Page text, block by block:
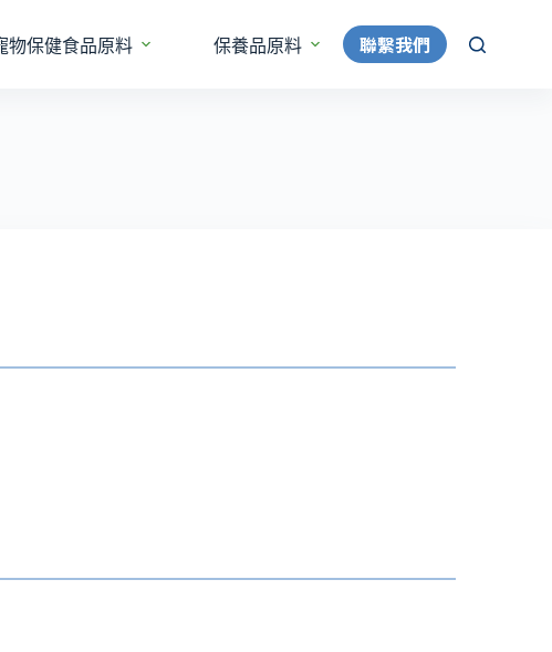
物保健食品原料 保養品原料 更多
聯繫我們